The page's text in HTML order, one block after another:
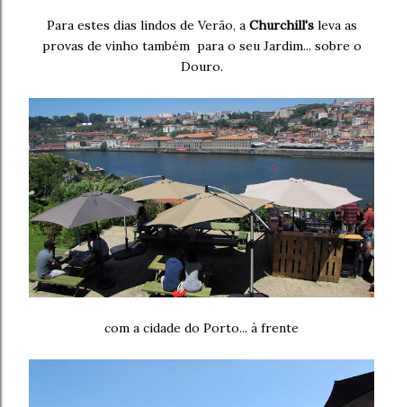
Para estes dias lindos de Verão, a Churchill's leva as
provas de vinho também para o seu Jardim... sobre o
Douro.
com a cidade do Porto... à frente